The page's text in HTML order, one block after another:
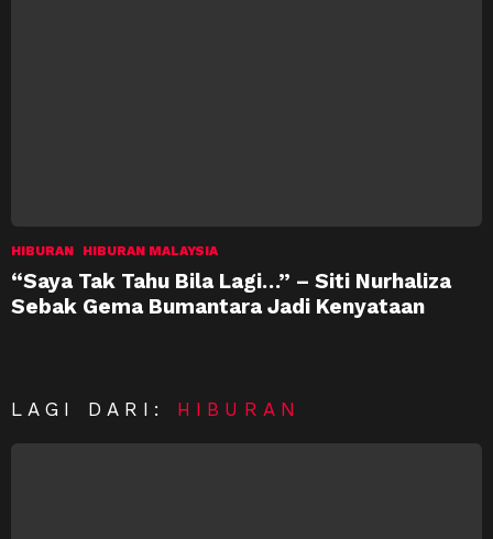
HIBURAN HIBURAN MALAYSIA
“Saya Tak Tahu Bila Lagi…” – Siti Nurhaliza
Sebak Gema Bumantara Jadi Kenyataan
LAGI DARI: HIBURAN